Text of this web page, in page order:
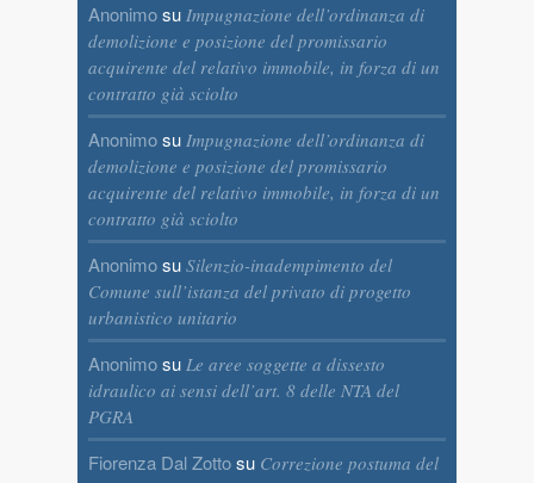
Anonimosu Impugnazione dell’ordinanza di
demolizione e posizione del promissario
acquirente del relativo immobile, in forza di un
contratto già sciolto
Anonimosu Impugnazione dell’ordinanza di
demolizione e posizione del promissario
acquirente del relativo immobile, in forza di un
contratto già sciolto
Anonimosu Silenzio-inadempimento del
Comune sull’istanza del privato di progetto
urbanistico unitario
Anonimosu Le aree soggette a dissesto
idraulico ai sensi dell’art. 8 delle NTA del
PGRA
Fiorenza Dal Zottosu Correzione postuma del